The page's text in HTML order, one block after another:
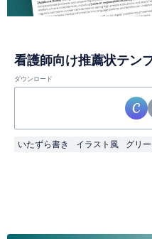
看護師向け推薦状テン
ダウンロード
いたずら書き イラスト風 グリ